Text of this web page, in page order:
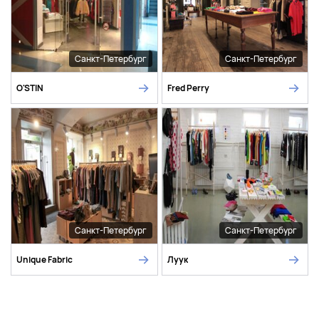
Санкт-Петербург
O'STIN
Санкт-Петербург
Fred Perry
Санкт-Петербург
Unique Fabric
Санкт-Петербург
Луук